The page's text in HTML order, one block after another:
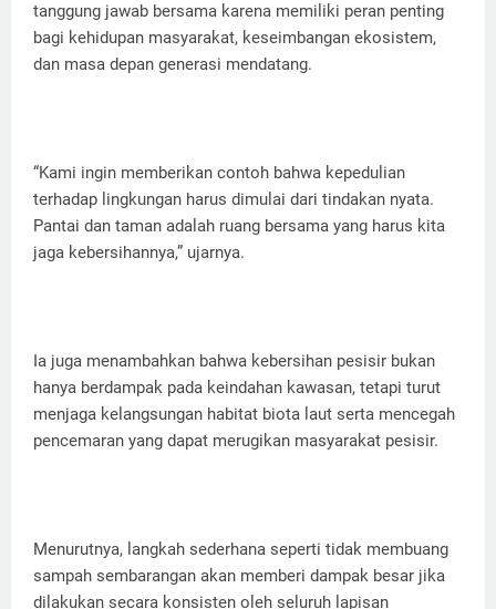
tanggung jawab bersama karena memiliki peran penting
bagi kehidupan masyarakat, keseimbangan ekosistem,
dan masa depan generasi mendatang.
“Kami ingin memberikan contoh bahwa kepedulian
terhadap lingkungan harus dimulai dari tindakan nyata.
Pantai dan taman adalah ruang bersama yang harus kita
jaga kebersihannya,” ujarnya.
Ia juga menambahkan bahwa kebersihan pesisir bukan
hanya berdampak pada keindahan kawasan, tetapi turut
menjaga kelangsungan habitat biota laut serta mencegah
pencemaran yang dapat merugikan masyarakat pesisir.
Menurutnya, langkah sederhana seperti tidak membuang
sampah sembarangan akan memberi dampak besar jika
dilakukan secara konsisten oleh seluruh lapisan